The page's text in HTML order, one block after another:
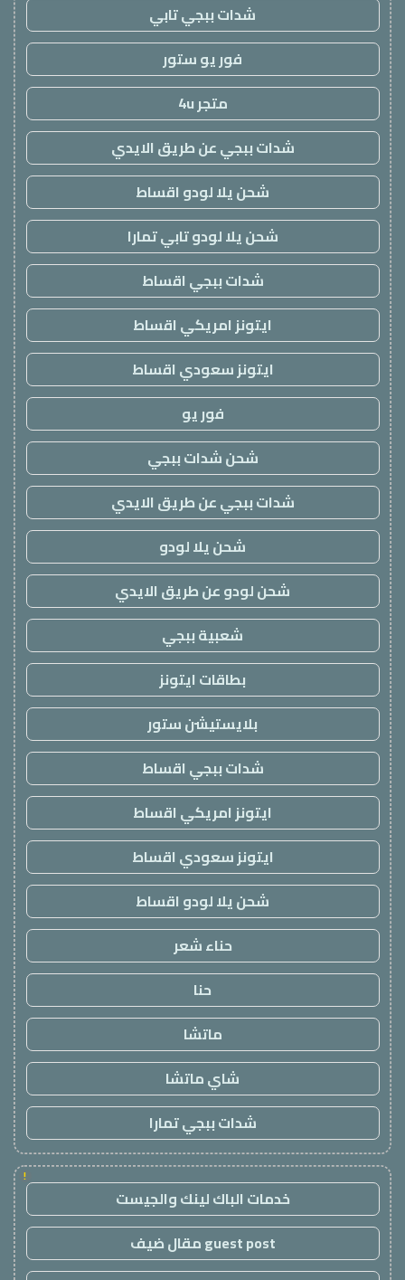
شدات ببجي تابي
فور يو ستور
متجر 4u
شدات ببجي عن طريق الايدي
شحن يلا لودو اقساط
شحن يلا لودو تابي تمارا
شدات ببجي اقساط
ايتونز امريكي اقساط
ايتونز سعودي اقساط
فور يو
شحن شدات ببجي
شدات ببجي عن طريق الايدي
شحن يلا لودو
شحن لودو عن طريق الايدي
شعبية ببجي
بطاقات ايتونز
بلايستيشن ستور
شدات ببجي اقساط
ايتونز امريكي اقساط
ايتونز سعودي اقساط
شحن يلا لودو اقساط
حناء شعر
حنا
ماتشا
شاي ماتشا
شدات ببجي تمارا
!
خدمات الباك لينك والجيست
guest post مقال ضيف